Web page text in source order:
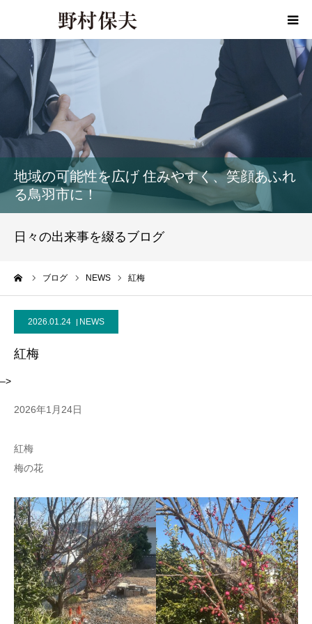
地域の可能性を広げ 住みやすく、笑顔あふれ
る鳥羽市に！
日々の出来事を綴るブログ
ブログ NEWS 紅梅
2026.01.24 NEWS
紅梅
–>
2026年1月24日
紅梅
梅の花
HOME
プロフィール
政策
活動報告
お問い合わせ